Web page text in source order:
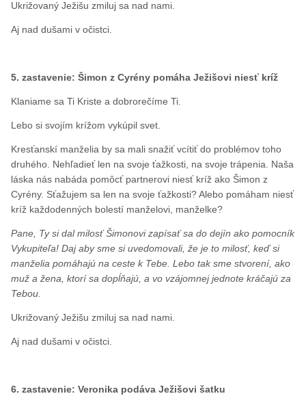
Ukrižovaný Ježišu zmiluj sa nad nami.
Aj nad dušami v očistci.
5. zastavenie: Šimon z Cyrény pomáha Ježišovi niesť kríž
Klaniame sa Ti Kriste a dobrorečíme Ti.
Lebo si svojím krížom vykúpil svet.
Kresťanskí manželia by sa mali snažiť vcítiť do problémov toho
druhého. Nehľadieť len na svoje ťažkosti, na svoje trápenia. Naša
láska nás nabáda pomôcť partnerovi niesť kríž ako Šimon z
Cyrény. Sťažujem sa len na svoje ťažkosti? Alebo pomáham niesť
kríž každodenných bolestí manželovi, manželke?
Pane, Ty si dal milosť Šimonovi zapísať sa do dejín ako pomocník
Vykupiteľa! Daj aby sme si uvedomovali, že je to milosť, keď si
manželia pomáhajú na ceste k Tebe. Lebo tak sme stvorení, ako
muž a žena, ktorí sa dopĺňajú, a vo vzájomnej jednote kráčajú za
Tebou.
Ukrižovaný Ježišu zmiluj sa nad nami.
Aj nad dušami v očistci.
6. zastavenie: Veronika podáva Ježišovi šatku